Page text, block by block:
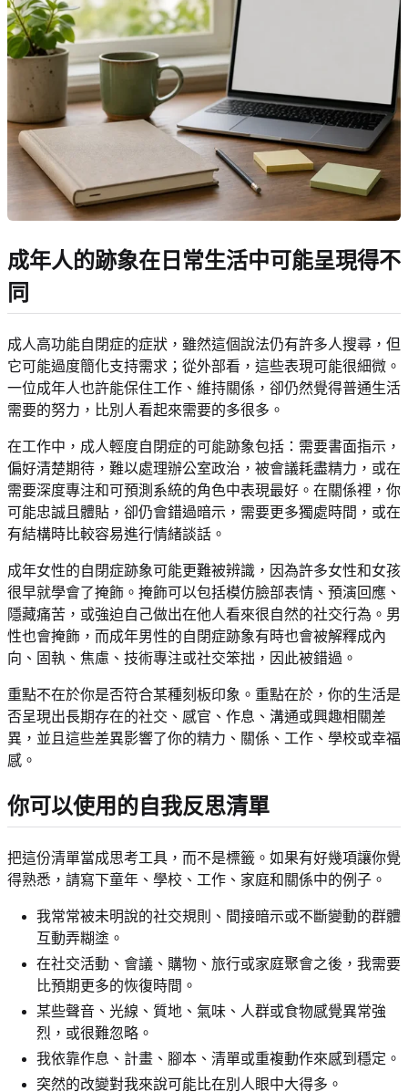
成年人的跡象在日常生活中可能呈現得不
同
成人高功能自閉症的症狀，雖然這個說法仍有許多人搜尋，但
它可能過度簡化支持需求；從外部看，這些表現可能很細微。
一位成年人也許能保住工作、維持關係，卻仍然覺得普通生活
需要的努力，比別人看起來需要的多很多。
在工作中，成人輕度自閉症的可能跡象包括：需要書面指示，
偏好清楚期待，難以處理辦公室政治，被會議耗盡精力，或在
需要深度專注和可預測系統的角色中表現最好。在關係裡，你
可能忠誠且體貼，卻仍會錯過暗示，需要更多獨處時間，或在
有結構時比較容易進行情緒談話。
成年女性的自閉症跡象可能更難被辨識，因為許多女性和女孩
很早就學會了掩飾。掩飾可以包括模仿臉部表情、預演回應、
隱藏痛苦，或強迫自己做出在他人看來很自然的社交行為。男
性也會掩飾，而成年男性的自閉症跡象有時也會被解釋成內
向、固執、焦慮、技術專注或社交笨拙，因此被錯過。
重點不在於你是否符合某種刻板印象。重點在於，你的生活是
否呈現出長期存在的社交、感官、作息、溝通或興趣相關差
異，並且這些差異影響了你的精力、關係、工作、學校或幸福
感。
你可以使用的自我反思清單
把這份清單當成思考工具，而不是標籤。如果有好幾項讓你覺
得熟悉，請寫下童年、學校、工作、家庭和關係中的例子。
我常常被未明說的社交規則、間接暗示或不斷變動的群體
互動弄糊塗。
在社交活動、會議、購物、旅行或家庭聚會之後，我需要
比預期更多的恢復時間。
某些聲音、光線、質地、氣味、人群或食物感覺異常強
烈，或很難忽略。
我依靠作息、計畫、腳本、清單或重複動作來感到穩定。
突然的改變對我來說可能比在別人眼中大得多。